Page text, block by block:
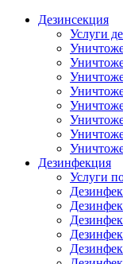
Дезинсекция
Услуги
Дезинфекция
Услуги